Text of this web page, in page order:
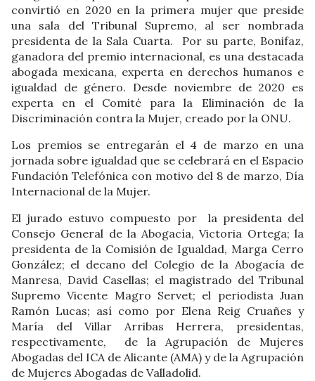
convirtió en 2020 en la primera mujer que preside
una sala del Tribunal Supremo, al ser nombrada
presidenta de la Sala Cuarta. Por su parte, Bonifaz,
ganadora del premio internacional, es una destacada
abogada mexicana, experta en derechos humanos e
igualdad de género. Desde noviembre de 2020 es
experta en el Comité para la Eliminación de la
Discriminación contra la Mujer, creado por la ONU.
Los premios se entregarán el 4 de marzo en una
jornada sobre igualdad que se celebrará en el Espacio
Fundación Telefónica con motivo del 8 de marzo, Día
Internacional de la Mujer.
El jurado estuvo compuesto por la presidenta del
Consejo General de la Abogacía, Victoria Ortega; la
presidenta de la Comisión de Igualdad, Marga Cerro
González; el decano del Colegio de la Abogacía de
Manresa, David Casellas; el magistrado del Tribunal
Supremo Vicente Magro Servet; el periodista Juan
Ramón Lucas; así como por Elena Reig Cruañes y
María del Villar Arribas Herrera, presidentas,
respectivamente, de la Agrupación de Mujeres
Abogadas del ICA de Alicante (AMA) y de la Agrupación
de Mujeres Abogadas de Valladolid.